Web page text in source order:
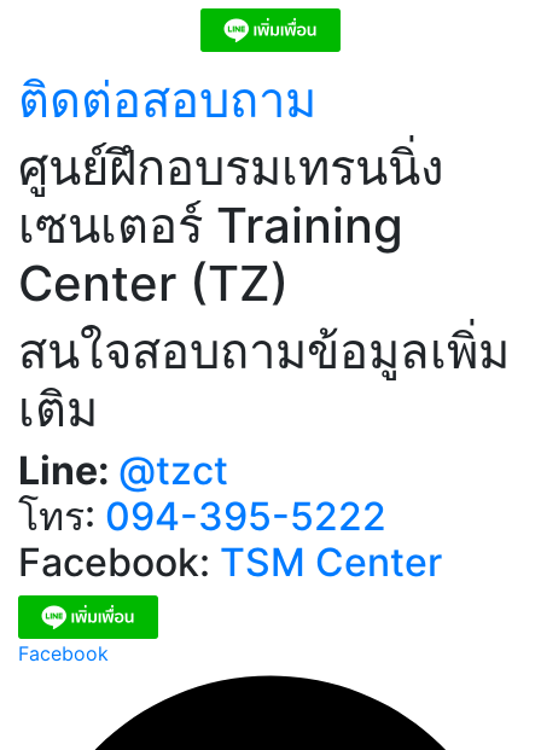
ติดต่อสอบถาม
ศูนย์ฝึกอบรมเทรนนิ่ง
เซนเตอร์ Training
Center (TZ)
สนใจสอบถามข้อมูลเพิ่ม
เติม
Line: @tzct
โทร: 094-395-5222
Facebook: TSM Center
Facebook